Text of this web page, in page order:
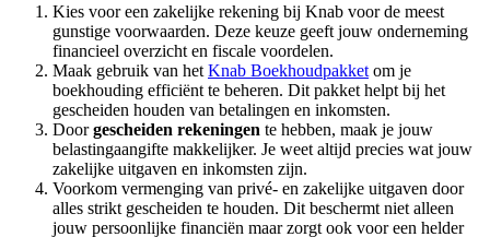
Kies voor een zakelijke rekening bij Knab voor de meest
gunstige voorwaarden. Deze keuze geeft jouw onderneming
financieel overzicht en fiscale voordelen.
Maak gebruik van het Knab Boekhoudpakket om je
boekhouding efficiënt te beheren. Dit pakket helpt bij het
gescheiden houden van betalingen en inkomsten.
Doorgescheiden rekeningen te hebben, maak je jouw
belastingaangifte makkelijker. Je weet altijd precies wat jouw
zakelijke uitgaven en inkomsten zijn.
Voorkom vermenging van privé- en zakelijke uitgaven door
alles strikt gescheiden te houden. Dit beschermt niet alleen
jouw persoonlijke financiën maar zorgt ook voor een helder